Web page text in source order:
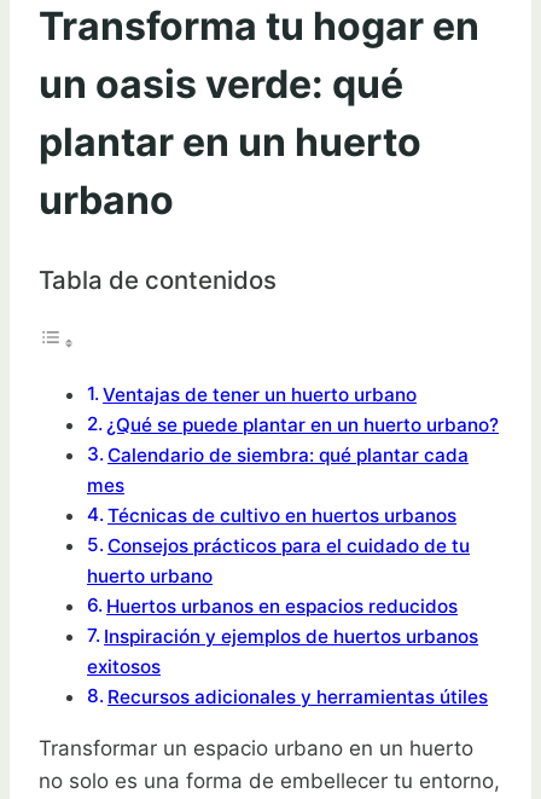
Transforma tu hogar en
un oasis verde: qué
plantar en un huerto
urbano
Tabla de contenidos
Ventajas de tener un huerto urbano
¿Qué se puede plantar en un huerto urbano?
Calendario de siembra: qué plantar cada
mes
Técnicas de cultivo en huertos urbanos
Consejos prácticos para el cuidado de tu
huerto urbano
Huertos urbanos en espacios reducidos
Inspiración y ejemplos de huertos urbanos
exitosos
Recursos adicionales y herramientas útiles
Transformar un espacio urbano en un huerto
no solo es una forma de embellecer tu entorno,